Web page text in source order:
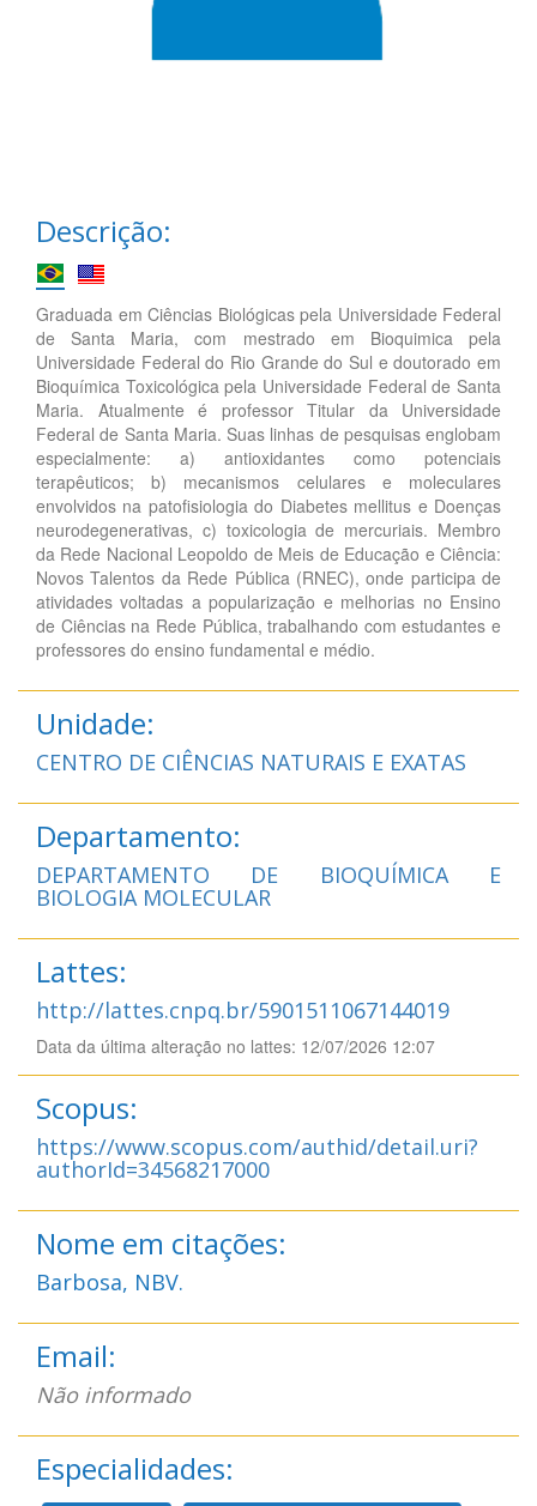
Descrição:
Graduada em Ciências Biológicas pela Universidade Federal
de Santa Maria, com mestrado em Bioquimica pela
Universidade Federal do Rio Grande do Sul e doutorado em
Bioquímica Toxicológica pela Universidade Federal de Santa
Maria. Atualmente é professor Titular da Universidade
Federal de Santa Maria. Suas linhas de pesquisas englobam
especialmente: a) antioxidantes como potenciais
terapêuticos; b) mecanismos celulares e moleculares
envolvidos na patofisiologia do Diabetes mellitus e Doenças
neurodegenerativas, c) toxicologia de mercuriais. Membro
da Rede Nacional Leopoldo de Meis de Educação e Ciência:
Novos Talentos da Rede Pública (RNEC), onde participa de
atividades voltadas a popularização e melhorias no Ensino
de Ciências na Rede Pública, trabalhando com estudantes e
professores do ensino fundamental e médio.
Unidade:
CENTRO DE CIÊNCIAS NATURAIS E EXATAS
Departamento:
DEPARTAMENTO DE BIOQUÍMICA E
BIOLOGIA MOLECULAR
Lattes:
http://lattes.cnpq.br/5901511067144019
Data da última alteração no lattes: 12/07/2026 12:07
Scopus:
https://www.scopus.com/authid/detail.uri?
authorId=34568217000
Nome em citações:
Barbosa, NBV.
Email:
Não informado
Especialidades: